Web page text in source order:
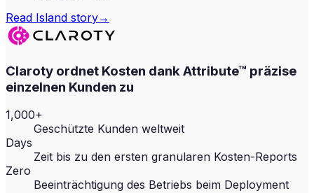
Read Island story→
Claroty ordnet Kosten dank Attribute™ präzise
einzelnen Kunden zu
1,000+
Geschützte Kunden weltweit
Days
Zeit bis zu den ersten granularen Kosten-Reports
Zero
Beeinträchtigung des Betriebs beim Deployment